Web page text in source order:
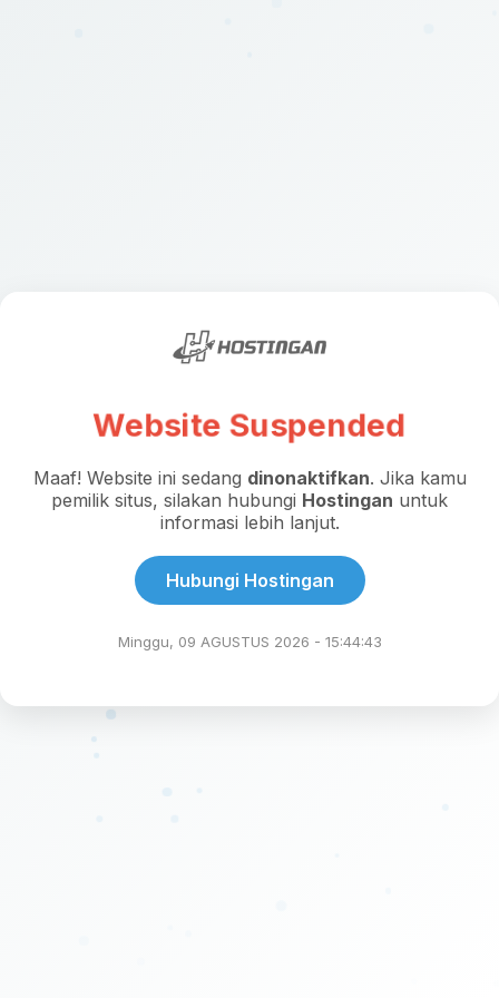
Website Suspended
Maaf! Website ini sedang dinonaktifkan. Jika kamu
pemilik situs, silakan hubungi Hostingan untuk
informasi lebih lanjut.
Hubungi Hostingan
Minggu, 09 AGUSTUS 2026 - 15:44:43